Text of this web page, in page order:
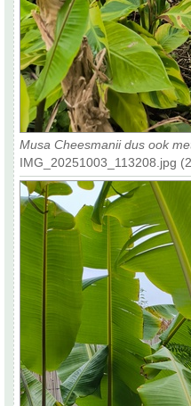
Musa Cheesmanii dus ook
IMG_20251003_113208.jpg